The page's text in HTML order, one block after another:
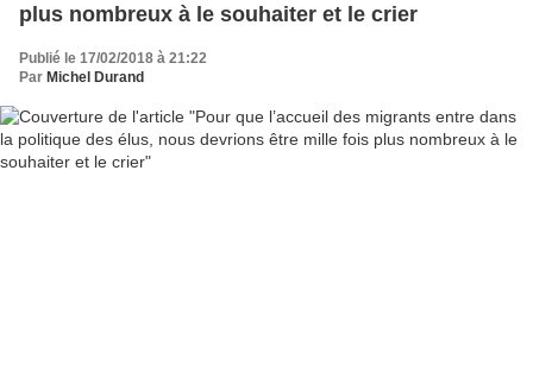
plus nombreux à le souhaiter et le crier
Publié le 17/02/2018 à 21:22
Par Michel Durand